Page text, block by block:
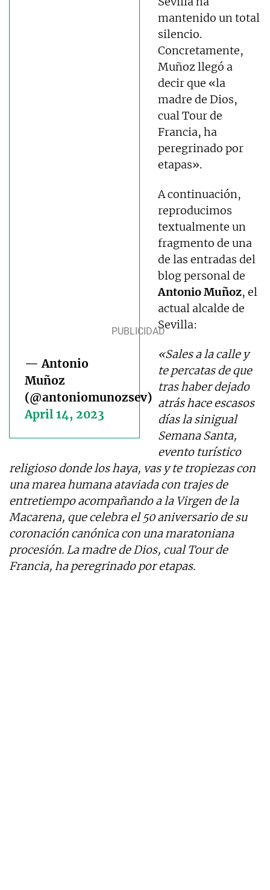
— Antonio
Muñoz
(@antoniomunozsev)
April 14, 2023
mantenido un total
silencio.
Concretamente,
Muñoz llegó a
decir que «la
madre de Dios,
cual Tour de
Francia, ha
peregrinado por
etapas».
A continuación,
reproducimos
textualmente un
fragmento de una
de las entradas del
blog personal de
Antonio Muñoz, el
actual alcalde de
Sevilla:
«Sales a la calle y
te percatas de que
tras haber dejado
atrás hace escasos
días la sinigual
Semana Santa,
evento turístico
religioso donde los haya, vas y te tropiezas con
una marea humana ataviada con trajes de
entretiempo acompañando a la Virgen de la
Macarena, que celebra el 50 aniversario de su
coronación canónica con una maratoniana
procesión. La madre de Dios, cual Tour de
Francia, ha peregrinado por etapas.